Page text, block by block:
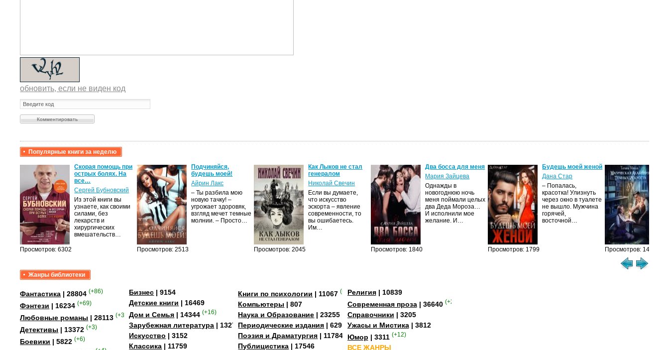
обновить, если не виден код
Популярные книги за неделю
Просмотров: 6302
Скорая помощь при
острых болях. На
все…
Сергей Бубновский
Из этой книги вы
узнаете, как своими
силами, без
лекарств и
хирургических
вмешательств…
Просмотров: 2513
Подчиняйся,
будешь моей!
Айрин Лакс
– Ты разбила мою
новую тачку! –
угрожает здоровяк,
взгляд мечет темные
молнии. – Просто…
Просмотров: 2045
Как Лыков не стал
генералом
Николай Свечин
Если вы думаете,
что искусство
эскорта – явление
современности, то
вы ошибаетесь.
Им…
Просмотров: 1840
Два босса для меня
Мария Зайцева
Однажды в
новогоднюю ночь
меня поймали целых
два Деда Мороза…
И исполнили мое
желание. И…
Просмотров: 1799
Будешь моей женой
Дана Стар
– Попалась,
красотка! Улизнуть
через окно в туалете
не вышло. Мужчина
горячей,
восточной…
Просмотров: 1458
Жанры библиотеки
Фантастика | 28804 (+86)
Фэнтези | 16234 (+69)
Любовные романы | 28113 (+358)
Детективы | 13372 (+3)
Боевики | 5822 (+6)
Бизнес | 9154
Детские книги | 16469
Дом и Семья | 14344 (+16)
Зарубежная литература | 13273
Искусство | 3152
Классика | 11759
Книги по психологии | 11067 (+3)
Компьютеры | 807
Наука и Образование | 23255
Периодические издания | 629
Поэзия и Драматургия | 11784
Публицистика | 17546
Религия| 10839
Современная проза| 36640 (+2)
Справочники | 3205
Ужасы и Мистика| 3812
Юмор | 3311 (+12)
ВСЕ ЖАНРЫ